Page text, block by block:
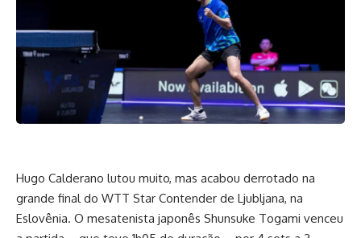
Hugo Calderano lutou muito, mas acabou derrotado na
grande final do WTT Star Contender de Ljubljana, na
Eslovênia. O mesatenista japonês Shunsuke Togami venceu